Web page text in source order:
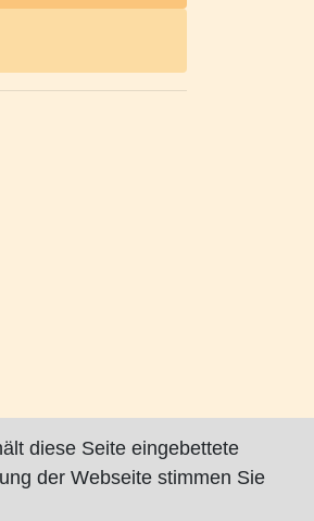
diese Seite eingebettete
der Webseite stimmen Sie